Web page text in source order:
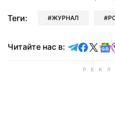
Теги: ЖУРНАЛ
Читайте нас в: Читайте